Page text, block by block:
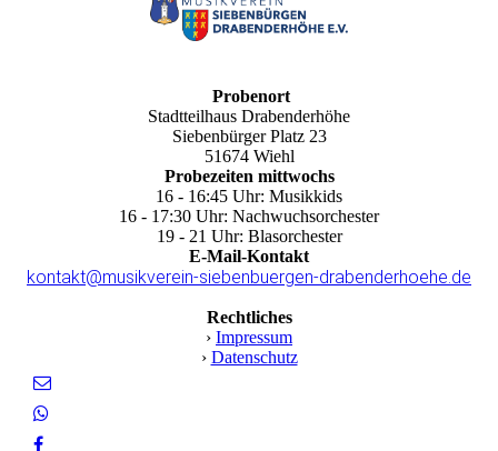
Probenort
Stadtteilhaus Drabenderhöhe
Siebenbürger Platz 23
51674 Wiehl
Probezeiten mittwochs
16 - 16:45 Uhr: Musikkids
16 - 17:30 Uhr: Nachwuchsorchester
19 - 21 Uhr: Blasorchester
E-Mail-Kontakt
kontakt@musikverein-siebenbuergen-drabenderhoehe.de
Rechtliches
› Impressum
› Datenschutz